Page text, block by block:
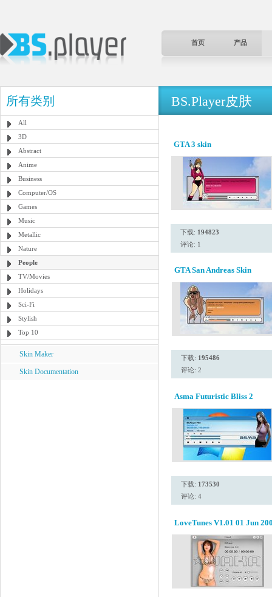
首页 产品
所有类别
All
3D
Abstract
Anime
Business
Computer/OS
Games
Music
Metallic
Nature
People
TV/Movies
Holidays
Sci-Fi
Stylish
Top 10
Skin Maker
Skin Documentation
BS.Player皮肤
GTA 3 skin
下载: 194823
评论: 1
GTA San Andreas Skin
下载: 195486
评论: 2
Asma Futuristic Bliss 2
下载: 173530
评论: 4
LoveTunes V1.01 01 Jun